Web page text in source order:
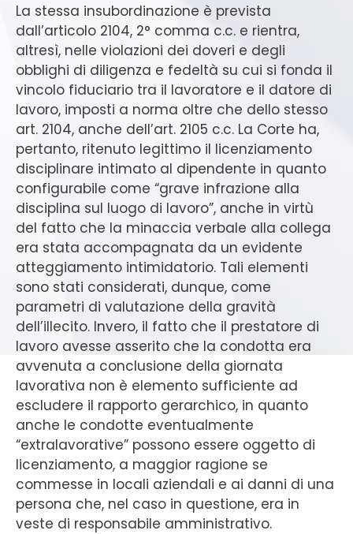
La stessa insubordinazione è prevista
dall’articolo 2104, 2° comma c.c. e rientra,
altresì, nelle violazioni dei doveri e degli
obblighi di diligenza e fedeltà su cui si fonda il
vincolo fiduciario tra il lavoratore e il datore di
lavoro, imposti a norma oltre che dello stesso
art. 2104, anche dell’art. 2105 c.c. La Corte ha,
pertanto, ritenuto legittimo il licenziamento
disciplinare intimato al dipendente in quanto
configurabile come “grave infrazione alla
disciplina sul luogo di lavoro”, anche in virtù
del fatto che la minaccia verbale alla collega
era stata accompagnata da un evidente
atteggiamento intimidatorio. Tali elementi
sono stati considerati, dunque, come
parametri di valutazione della gravità
dell’illecito. Invero, il fatto che il prestatore di
lavoro avesse asserito che la condotta era
avvenuta a conclusione della giornata
lavorativa non è elemento sufficiente ad
escludere il rapporto gerarchico, in quanto
anche le condotte eventualmente
“extralavorative” possono essere oggetto di
licenziamento, a maggior ragione se
commesse in locali aziendali e ai danni di una
persona che, nel caso in questione, era in
veste di responsabile amministrativo.